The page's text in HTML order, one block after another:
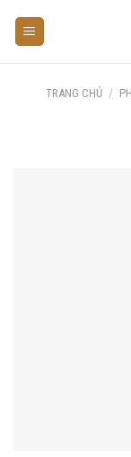
TRANG CHỦ /